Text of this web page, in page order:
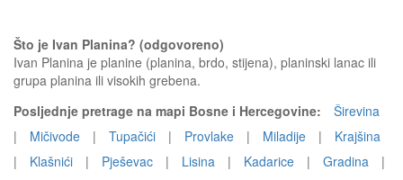
Što je Ivan Planina? (odgovoreno)
Ivan Planina je planine (planina, brdo, stijena), planinski lanac ili
grupa planina ili visokih grebena.
Posljednje pretrage na mapi Bosne i Hercegovine:
Širevina
|
Mičivode | Tupačići | Provlake | Miladije |
Krajšina
|
Klašnići | Pješevac | Lisina | Kadarice | Gradina
|